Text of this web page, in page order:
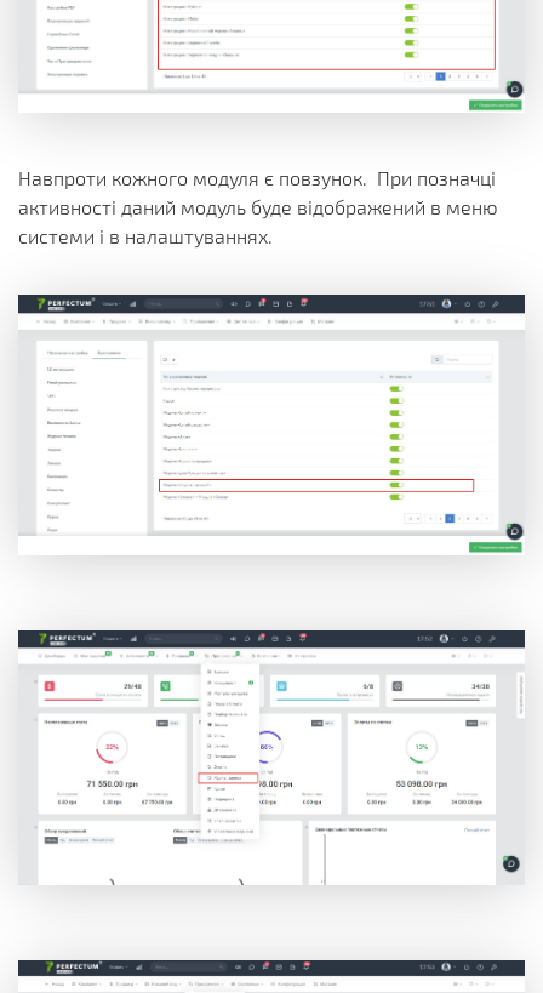
Навпроти кожного модуля є повзунок. При позначці
активності даний модуль буде відображений в меню
системи і в налаштуваннях.